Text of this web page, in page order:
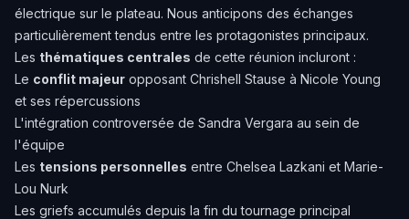
électrique sur le plateau. Nous anticipons des échanges
particulièrement tendus entre les protagonistes principaux.
Les thématiques centrales de cette réunion incluront :
Le conflit majeur opposant Chrishell Stause à Nicole Young
et ses répercussions
L'intégration controversée de Sandra Vergara au sein de
l'équipe
Les tensions personnelles entre Chelsea Lazkani et Marie-
Lou Nurk
Les griefs accumulés depuis la fin du tournage principal